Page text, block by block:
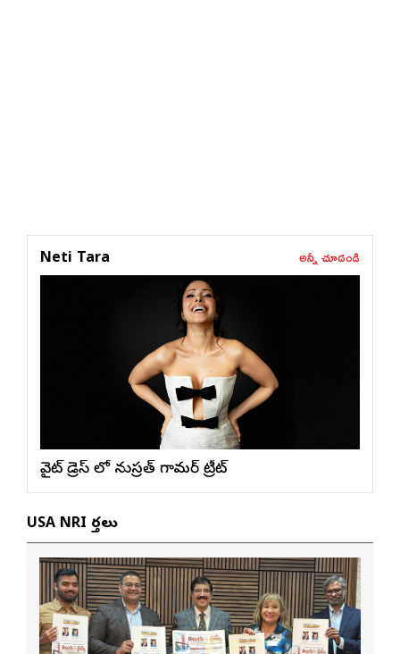
Neti Tara అన్నీ చూడండి
వైట్ డ్రెస్ లో నుస్ర‌త్ గ్లామ‌ర్ ట్రీట్
USA NRI వార్తలు